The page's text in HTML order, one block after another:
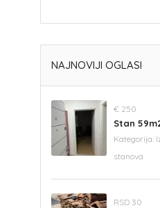
NAJNOVIJI OGLASI
€ 250
Stan
Kategorija:
stanova
RSD 30